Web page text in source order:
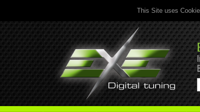
This Site uses